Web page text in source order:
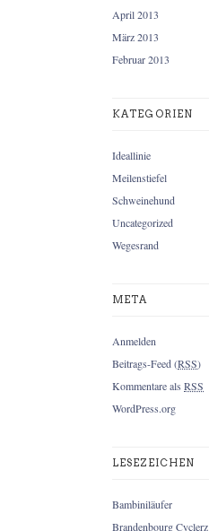
April 2013
März 2013
Februar 2013
KATEGORIEN
Ideallinie
Meilenstiefel
Schweinehund
Uncategorized
Wegesrand
META
Anmelden
Beitrags-Feed (RSS)
Kommentare als RSS
WordPress.org
LESEZEICHEN
Bambiniläufer
Brandenbourg Cyclerz